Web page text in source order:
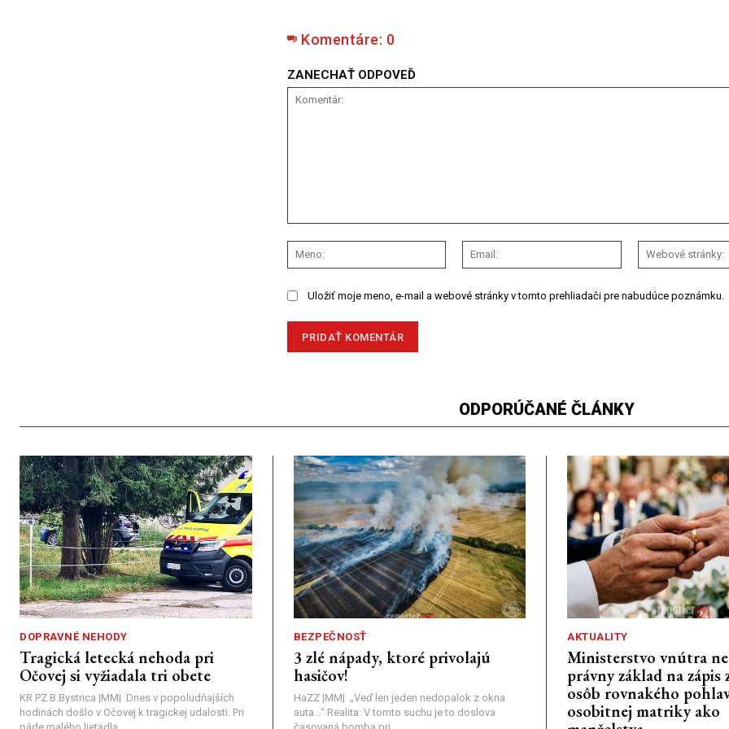
Komentáre: 0
ZANECHAŤ ODPOVEĎ
Meno:
Email:
Uložiť moje meno, e-mail a webové stránky v tomto prehliadači pre nabudúce poznámku.
ODPORÚČANÉ ČLÁNKY
DOPRAVNÉ NEHODY
Tragická letecká nehoda pri
Očovej si vyžiadala tri obete
KR PZ B.Bystrica |MM| Dnes v popoludňajších
hodinách došlo v Očovej k tragickej udalosti. Pri
BEZPEČNOSŤ
3 zlé nápady, ktoré privolajú
hasičov!
HaZZ |MM| ​„Veď len jeden nedopalok z okna
auta...“ ​Realita: V tomto suchu je to doslova
AKTUALITY
Ministerstvo vnútra
právny základ na zápis
osôb rovnakého
osobitnej matriky ako